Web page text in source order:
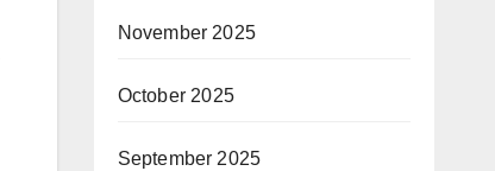
November 2025
October 2025
September 2025